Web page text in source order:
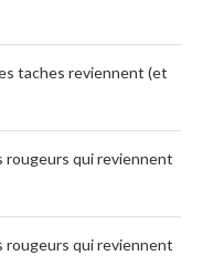
taches reviennent (et
rougeurs qui reviennent
rougeurs qui reviennent